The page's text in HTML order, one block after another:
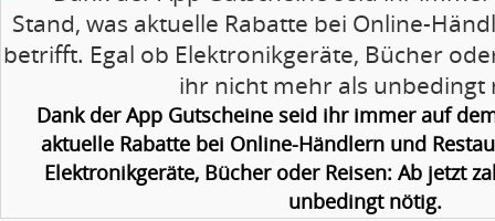
Dank der App Gutscheine seid ihr immer auf
aktuelle Rabatte bei Online-Händlern und
Elektronikgeräte, Bücher oder Reisen: Ab jetzt
unbedingt nötig.